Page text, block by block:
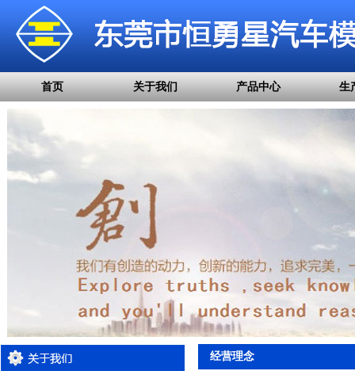
首页 关于我们 产品中心 生
经营理念